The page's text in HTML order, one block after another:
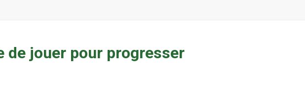
de jouer pour progresser